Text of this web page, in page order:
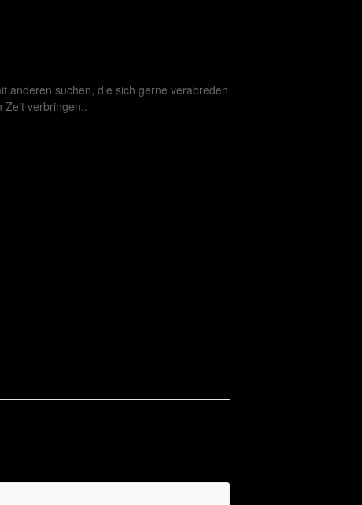
anderen suchen, die sich gerne verabreden
Zeit verbringen..